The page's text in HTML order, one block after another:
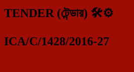
TENDER (টেন্ডার) 🛠️⚙️
ICA/C/1428/2016-27